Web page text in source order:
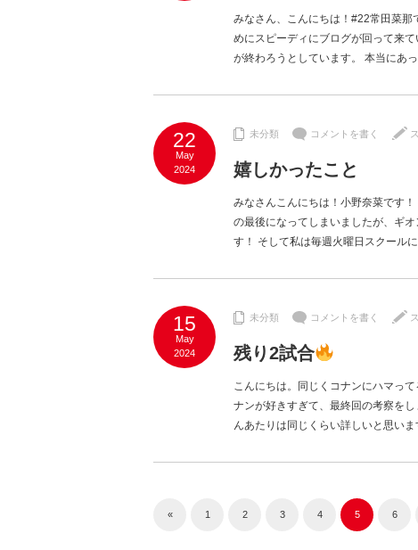
みなさん、こんにちは！#22常田菜那
めにスピーディにブログが回って来
が終わろうとしています。 本当にあ
22
May
2024
未分類 コメントを書く
嬉しかったこと
みなさんこんにちは！小野奈菜です
の最後になってしまいましたが、ギ
す！ そして私は毎週火曜日スクール
15
May
2024
未分類 コメントを書く
残り2試合
こんにちは。同じくコナンにハマっ
ナンが好きすぎて、最終回の考察を
んあたりは同じくらい詳しいと思いま
« 1 2 3 4 5 6